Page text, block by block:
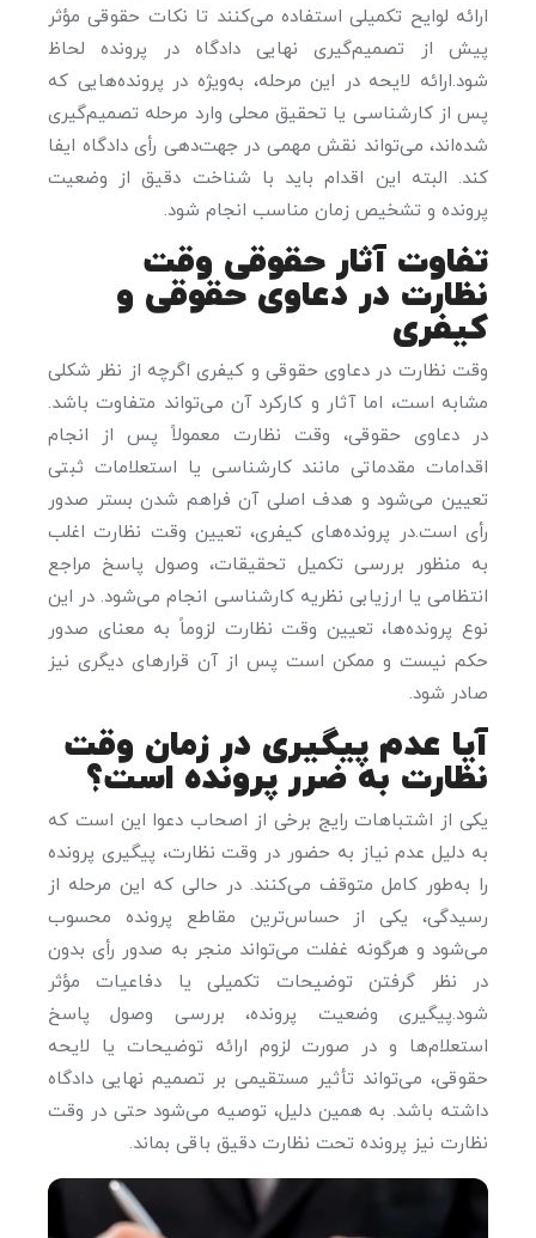
ارائه لوایح تکمیلی استفاده می‌کنند تا نکات حقوقی مؤثر
پیش از تصمیم‌گیری نهایی دادگاه در پرونده لحاظ
شود.ارائه لایحه در این مرحله، به‌ویژه در پرونده‌هایی که
پس از کارشناسی یا تحقیق محلی وارد مرحله تصمیم‌گیری
شده‌اند، می‌تواند نقش مهمی در جهت‌دهی رأی دادگاه ایفا
کند. البته این اقدام باید با شناخت دقیق از وضعیت
پرونده و تشخیص زمان مناسب انجام شود.
تفاوت آثار حقوقی وقت
نظارت در دعاوی حقوقی و
کیفری
وقت نظارت در دعاوی حقوقی و کیفری اگرچه از نظر شکلی
مشابه است، اما آثار و کارکرد آن می‌تواند متفاوت باشد.
در دعاوی حقوقی، وقت نظارت معمولاً پس از انجام
اقدامات مقدماتی مانند کارشناسی یا استعلامات ثبتی
تعیین می‌شود و هدف اصلی آن فراهم شدن بستر صدور
رأی است.در پرونده‌های کیفری، تعیین وقت نظارت اغلب
به منظور بررسی تکمیل تحقیقات، وصول پاسخ مراجع
انتظامی یا ارزیابی نظریه کارشناسی انجام می‌شود. در این
نوع پرونده‌ها، تعیین وقت نظارت لزوماً به معنای صدور
حکم نیست و ممکن است پس از آن قرارهای دیگری نیز
صادر شود.
آیا عدم پیگیری در زمان وقت
نظارت به ضرر پرونده است؟
یکی از اشتباهات رایج برخی از اصحاب دعوا این است که
به دلیل عدم نیاز به حضور در وقت نظارت، پیگیری پرونده
را به‌طور کامل متوقف می‌کنند. در حالی که این مرحله از
رسیدگی، یکی از حساس‌ترین مقاطع پرونده محسوب
می‌شود و هرگونه غفلت می‌تواند منجر به صدور رأی بدون
در نظر گرفتن توضیحات تکمیلی یا دفاعیات مؤثر
شود.پیگیری وضعیت پرونده، بررسی وصول پاسخ
استعلام‌ها و در صورت لزوم ارائه توضیحات یا لایحه
حقوقی، می‌تواند تأثیر مستقیمی بر تصمیم نهایی دادگاه
داشته باشد. به همین دلیل، توصیه می‌شود حتی در وقت
نظارت نیز پرونده تحت نظارت دقیق باقی بماند.